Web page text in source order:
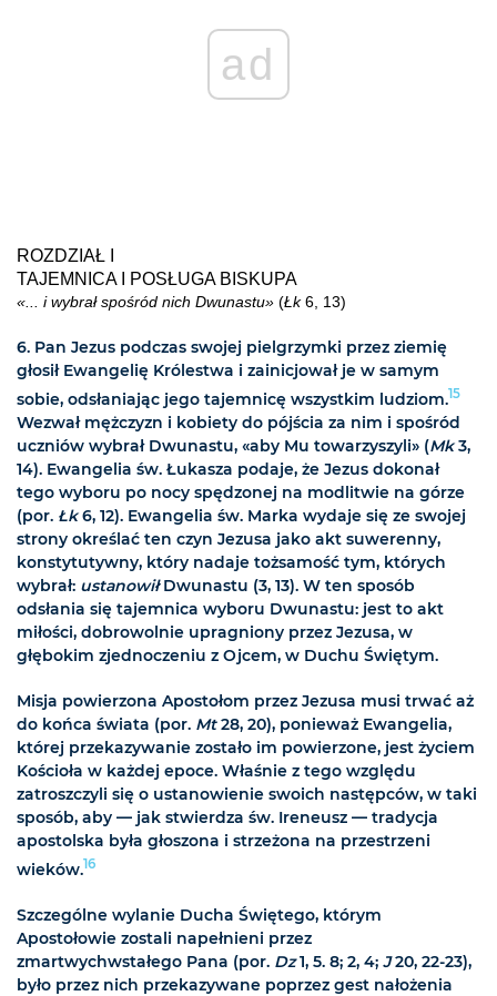
ad
ROZDZIAŁ
TAJEMNICA I POSŁUGA BISKUPA
«... i wybrał spośród nich Dwunastu» (Łk6, 13)
6. Pan Jezus podczas swojej pielgrzymki przez ziemię
głosił Ewangelię Królestwa i zainicjował je w samym
sobie, odsłaniając jego tajemnicę wszystkim ludziom.15
Wezwał mężczyzn i kobiety do pójścia za nim i spośród
uczniów wybrał Dwunastu, «aby Mu towarzyszyli» (Mk3,
14). Ewangelia św. Łukasza podaje, że Jezus dokonał
tego wyboru po nocy spędzonej na modlitwie na górze
(por. Łk6, 12). Ewangelia św. Marka wydaje się ze swojej
strony określać ten czyn Jezusa jako akt suwerenny,
konstytutywny, który nadaje tożsamość tym, których
wybrał: ustanowiłDwunastu (3, 13). W ten sposób
odsłania się tajemnica wyboru Dwunastu: jest to akt
miłości, dobrowolnie upragniony przez Jezusa, w
głębokim zjednoczeniu z Ojcem, w Duchu Świętym.
Misja powierzona Apostołom przez Jezusa musi trwać aż
do końca świata (por. Mt28, 20), ponieważ Ewangelia,
której przekazywanie zostało im powierzone, jest życiem
Kościoła w każdej epoce. Właśnie z tego względu
zatroszczyli się o ustanowienie swoich następców, w taki
sposób, aby — jak stwierdza św. Ireneusz — tradycja
apostolska była głoszona i strzeżona na przestrzeni
wieków.16
Szczególne wylanie Ducha Świętego, którym
Apostołowie zostali napełnieni przez
zmartwychwstałego Pana (por. Dz1, 5. 8; 2, 4; J20, 22-23),
było przez nich przekazywane poprzez gest nałożenia